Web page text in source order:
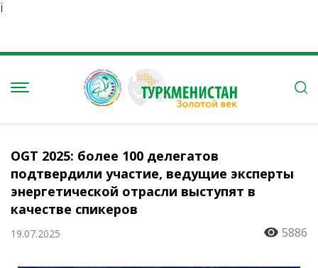
Ï
OGT 2025: более 100 делегатов
подтвердили участие, ведущие эксперты
энергетической отрасли выступят в
качестве спикеров
19.07.2025 5886